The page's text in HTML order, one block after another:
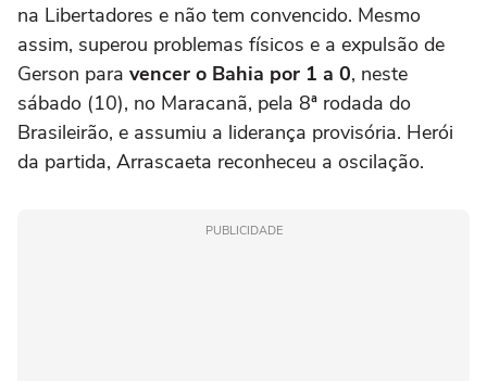
na Libertadores e não tem convencido. Mesmo
assim, superou problemas físicos e a expulsão de
Gerson para vencer o Bahia por 1 a 0, neste
sábado (10), no Maracanã, pela 8ª rodada do
Brasileirão, e assumiu a liderança provisória. Herói
da partida, Arrascaeta reconheceu a oscilação.
PUBLICIDADE